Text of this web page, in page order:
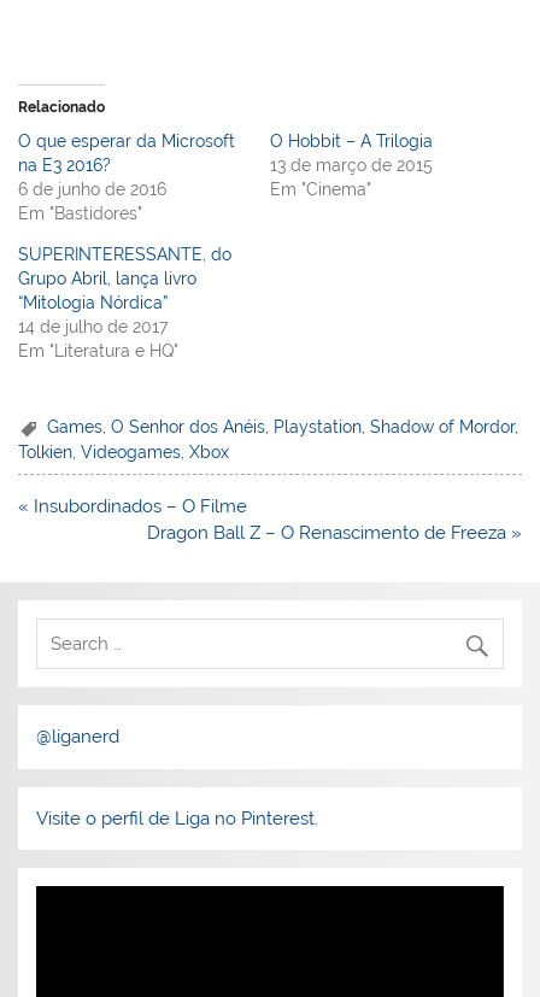
Relacionado
O que esperar da Microsoft
na E3 2016?
6 de junho de 2016
Em "Bastidores"
O Hobbit – A Trilogia
13 de março de 2015
Em "Cinema"
SUPERINTERESSANTE, do
Grupo Abril, lança livro
“Mitologia Nórdica”
14 de julho de 2017
Em "Literatura e HQ"
Games ,O Senhor dos Anéis Playstation ,Shadow of Mordor,
Tolkien ,Videogames ,Xbox
Navegação
« Insubordinados – O Filme
Dragon Ball Z – O Renascimento de Freeza »
@liganerd
Visite o perfil de Liga no Pinterest.